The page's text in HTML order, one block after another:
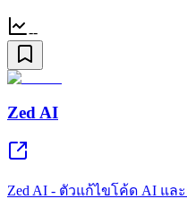
--
Zed AI
Zed AI - ตัวแก้ไขโค้ด AI แ